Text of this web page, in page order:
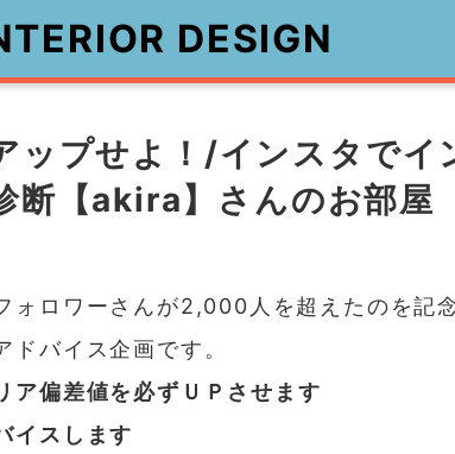
DESIGN 三宅
ップせよ！/インスタでイ
断【akira】さんのお部屋
ォロワーさんが2,000人を超えたのを記
ドバイス企画です。
ア偏差値を必ずＵＰさせます
イスします